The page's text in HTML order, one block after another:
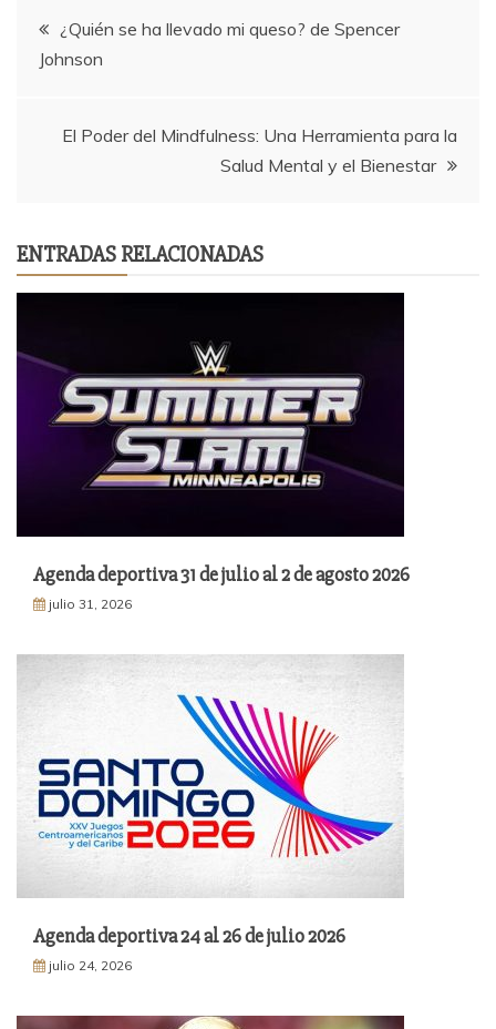
Navegación
de
entradas
¿Quién se ha llevado mi queso? de Spencer
Johnson
El Poder del Mindfulness: Una Herramienta para la
Salud Mental y el Bienestar
ENTRADAS RELACIONADAS
Agenda deportiva 31 de julio al 2 de agosto 2026
julio 31, 2026
Agenda deportiva 24 al 26 de julio 2026
julio 24, 2026